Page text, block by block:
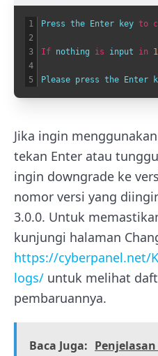
1
2
3
4
5
Press the Enter key to
If nothing is input in
Please press the Enter
Jika ingin
tekan Enter atau
ingin downgrade ke
nomor versi yang
3.0.0. Untuk
kunjungi halaman
https://cyberpanel.net/
logs/ untuk melihat
pembaruannya.
Baca Juga: